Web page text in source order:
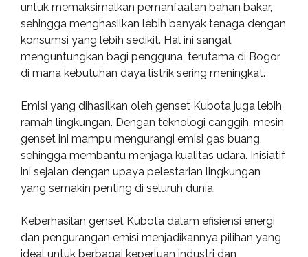
untuk memaksimalkan pemanfaatan bahan bakar,
sehingga menghasilkan lebih banyak tenaga dengan
konsumsi yang lebih sedikit. Hal ini sangat
menguntungkan bagi pengguna, terutama di Bogor,
di mana kebutuhan daya listrik sering meningkat.
Emisi yang dihasilkan oleh genset Kubota juga lebih
ramah lingkungan. Dengan teknologi canggih, mesin
genset ini mampu mengurangi emisi gas buang,
sehingga membantu menjaga kualitas udara. Inisiatif
ini sejalan dengan upaya pelestarian lingkungan
yang semakin penting di seluruh dunia.
Keberhasilan genset Kubota dalam efisiensi energi
dan pengurangan emisi menjadikannya pilihan yang
ideal untuk berbagai keperluan industri dan